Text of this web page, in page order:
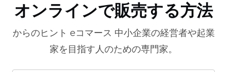
オンラインで販売する方法
からのヒント eコマース 中小企業の経営者や起業
家を目指す人のための専門家。